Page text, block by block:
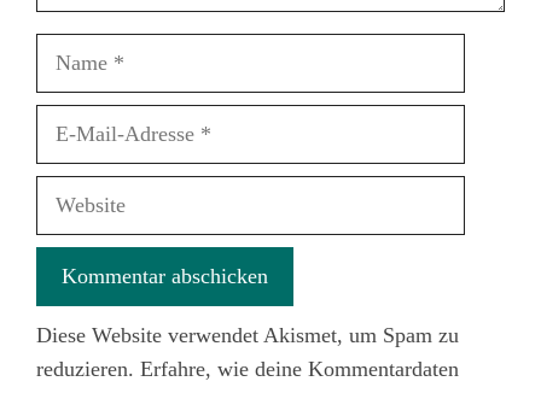
Diese Website verwendet Akismet, um Spam zu
reduzieren. Erfahre, wie deine Kommentardaten